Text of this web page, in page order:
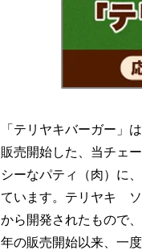
「テリヤキバーガー」
販売開始した、当チェ
シーなパティ（肉）に
ています。テリヤキ ソ
から開発されたもので
年の販売開始以来、一